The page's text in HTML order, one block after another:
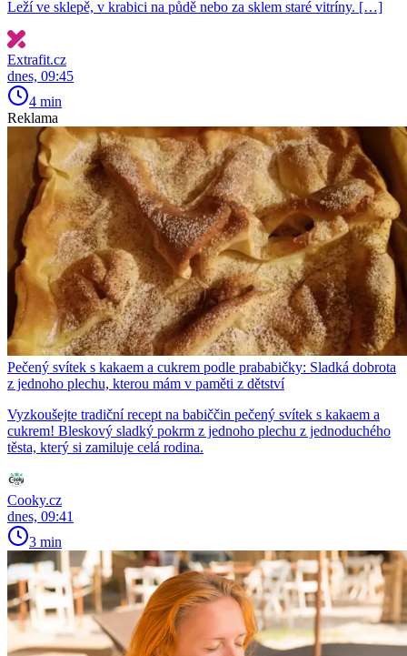
Leží ve sklepě, v krabici na půdě nebo za sklem staré vitríny. […]
Extrafit.cz
dnes, 09:45
4 min
Reklama
Pečený svítek s kakaem a cukrem podle prababičky: Sladká dobrota
z jednoho plechu, kterou mám v paměti z dětství
Vyzkoušejte tradiční recept na babiččin pečený svítek s kakaem a
cukrem! Bleskový sladký pokrm z jednoho plechu z jednoduchého
těsta, který si zamiluje celá rodina.
Cooky.cz
dnes, 09:41
3 min